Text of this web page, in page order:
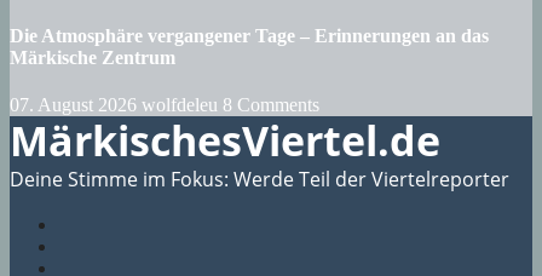
Die Atmosphäre vergangener Tage – Erinnerungen an das
Märkische Zentrum
07. August 2026 wolfdeleu 8 Comments
MärkischesViertel.de
Deine Stimme im Fokus: Werde Teil der Viertelreporter